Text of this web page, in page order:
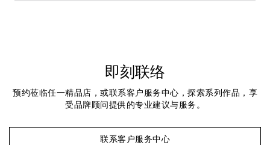
即刻联络
预约莅临任一精品店，或联系客户服务中心，探索系列作品，享
受品牌顾问提供的专业建议与服务。
联系客户服务中心